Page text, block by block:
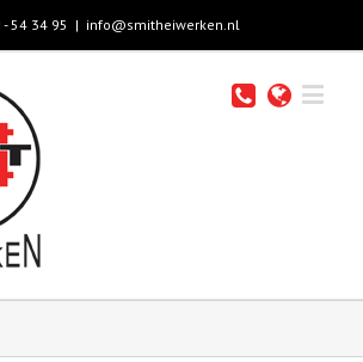
54 34 95 | info@smitheiwerken.nl